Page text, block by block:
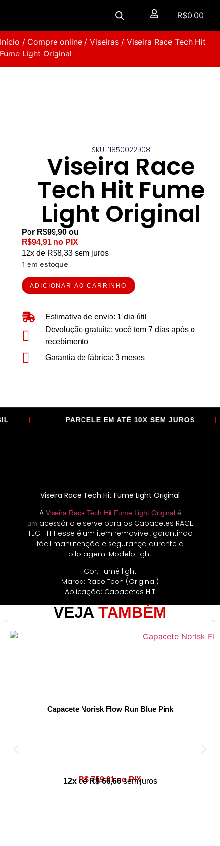
R$0,00
Início / Compre online / Viseiras / Viseira Race Tech Hit
Fume Light Original
SKU: 11850022908
Viseira Race
Tech Hit Fume
Light Original
Por R$99,90 ou
R$94,91 no PIX
12x de R$8,33 sem juros
1 em estoque
ADICIONAR AO CARRINHO
Estimativa de envio: 1 dia útil
Devolução gratuita: você tem 7 dias após o
recebimento
Garantia de fábrica: 3 meses
PARCELE EM ATÉ 10X SEM JUROS
Viseira Race Tech Hit Fume Light Original
A Viseira Race Tech Hit Fume Light Originalé
um acessório e serve para os Capacetes RACE
TECH HIT esse é um item removível, garantindo
fácil manutenção e segurança durante a
pilotagem. Modelo light
Cor: Fumê light
Marca: Race Tech (Original)
Aplicação: Capacetes HIT
VEJA TAMBÉM
Capacete Norisk Flow Run Blue Pink
R$ 759,91 no PIX
12xde R$ 66,66sem juros